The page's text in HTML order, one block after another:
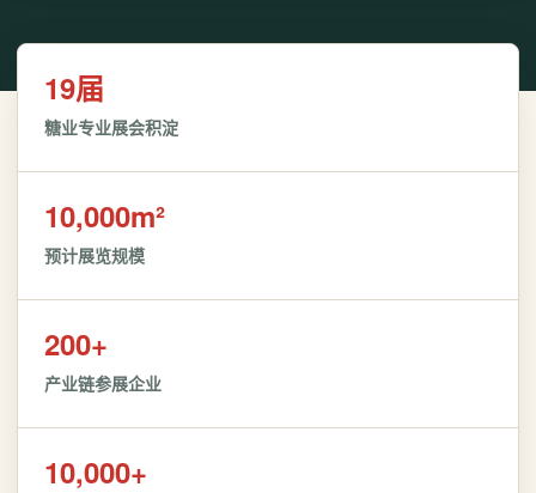
19届
糖业专业展会积淀
10,000m²
预计展览规模
200+
产业链参展企业
10,000+